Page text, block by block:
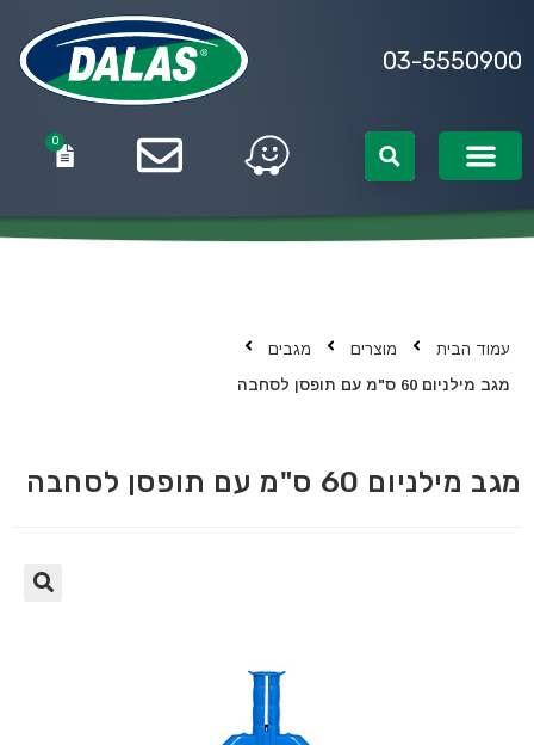
03-5550900
0
עמוד הבית מוצרים
מגבים
מגב מילניום 60 ס"מ עם תופסן לסחבה
מגב מילניום 60 ס"מ עם תופסן לסחבה